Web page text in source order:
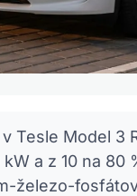
Tesle Model
a z 10 na
železo-